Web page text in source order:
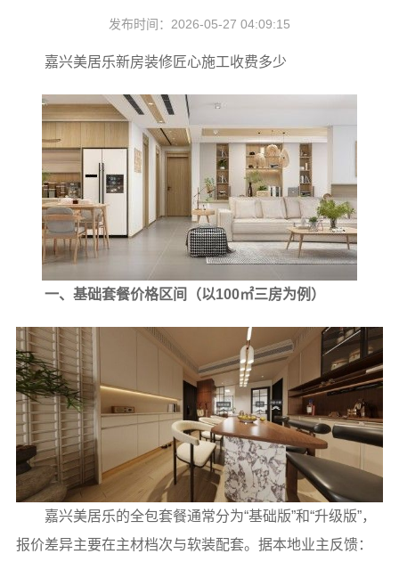
发布时间：2026-05-27 04:09:15
嘉兴美居乐新房装修匠心施工收费多少
一、基础套餐价格区间（以100㎡三房为例）
嘉兴美居乐的全包套餐通常分为“基础版”和“升级版”，
报价差异主要在主材档次与软装配套。据本地业主反馈：